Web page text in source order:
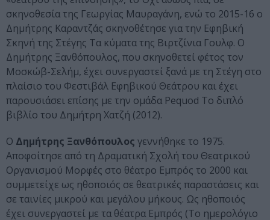
σκηνοθεσία της Γεωργίας Μαυραγάνη, ενώ το 2015-16 ο
Δημήτρης Καραντζάς σκηνοθέτησε για την Εφηβική
Σκηνή της Στέγης Τα κύματα της Βιρτζίνια Γουλφ. Ο
Δημήτρης Ξανθόπουλος, που σκηνοθετεί φέτος τον
Μοσκώβ-Σελήμ, έχει συνεργαστεί ξανά με τη Στέγη στο
πλαίσιο του Φεστιβάλ Εφηβικού Θεάτρου και έχει
παρουσιάσει επίσης με την ομάδα Pequod Το διπλό
βιβλίο του Δημήτρη Χατζή (2012).
Ο Δημήτρης Ξανθόπουλος γεννήθηκε το 1975.
Αποφοίτησε από τη Δραματική Σχολή του Θεατρικού
Οργανισμού Μορφές στο θέατρο Εμπρός το 2000 και
συμμετείχε ως ηθοποιός σε θεατρικές παραστάσεις και
σε ταινίες μικρού και μεγάλου μήκους. Ως ηθοποιός
έχει συνεργαστεί με τα θέατρα Εμπρός (Το ημερολόγιο